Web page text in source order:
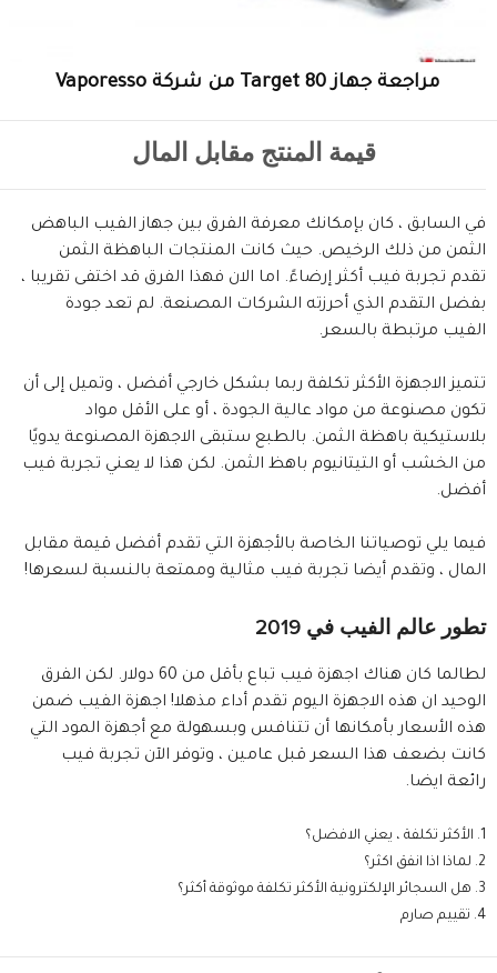
مراجعة جهاز Target 80 من شركة Vaporesso
قيمة المنتج مقابل المال
في السابق ، كان بإمكانك معرفة الفرق بين جهاز الفيب الباهض
الثمن من ذلك الرخيص. حيث كانت المنتجات الباهظة الثمن
تقدم تجربة فيب أكثر إرضاءً. اما الان فهذا الفرق قد اختفى تقريبا ،
بفضل التقدم الذي أحرزته الشركات المصنعة. لم تعد جودة
الفيب مرتبطة بالسعر.
تتميز الاجهزة الأكثر تكلفة ربما بشكل خارجي أفضل ، وتميل إلى أن
تكون مصنوعة من مواد عالية الجودة ، أو على الأقل مواد
بلاستيكية باهظة الثمن. بالطبع ستبقى الاجهزة المصنوعة يدويًا
من الخشب أو التيتانيوم باهظ الثمن. لكن هذا لا يعني تجربة فيب
أفضل.
فيما يلي توصياتنا الخاصة بالأجهزة التي تقدم أفضل قيمة مقابل
المال ، وتقدم أيضا تجربة فيب مثالية وممتعة بالنسبة لسعرها!
تطور عالم الفيب في 2019
لطالما كان هناك اجهزة فيب تباع بأقل من 60 دولار. لكن الفرق
الوحيد ان هذه الاجهزة اليوم تقدم أداء مذهلا! اجهزة الفيب ضمن
هذه الأسعار بأمكانها أن تتنافس وبسهولة مع أجهزة المود التي
كانت بضعف هذا السعر قبل عامين ، وتوفر الآن تجربة فيب
رائعة ايضا.
الأكثر تكلفة ، يعني الافضل؟
لماذا اذا انفق اكثر؟
هل السجائر الإلكترونية الأكثر تكلفة موثوقة أكثر؟
تقييم صارم